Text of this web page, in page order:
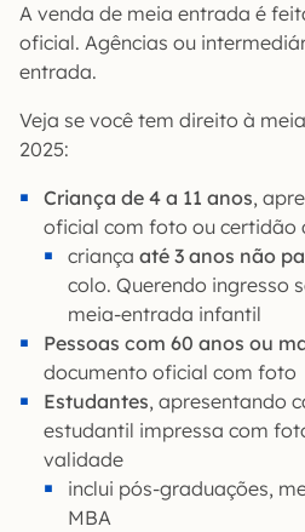
A venda de meia entrada é
oficial. Agências ou
entrada.
Veja se você tem direito à
2025:
Criança de 4 a 11 anos,
oficial com foto ou certidão
criança até 3 anos não
colo. Querendo ingresso
meia-entrada infantil
Pessoas com 60 anos ou
documento oficial com foto
Estudantes, apresentando
estudantil impressa com
validade
inclui pós-graduações,
MBA